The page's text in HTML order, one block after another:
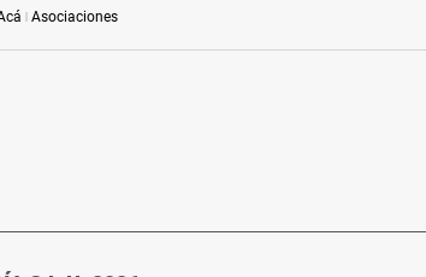
Asociaciones